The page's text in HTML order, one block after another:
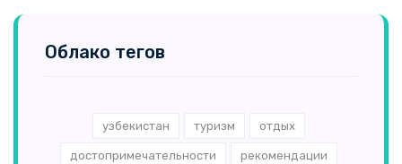
Облако тегов
узбекистан туризм отдых
достопримечательности рекомендации